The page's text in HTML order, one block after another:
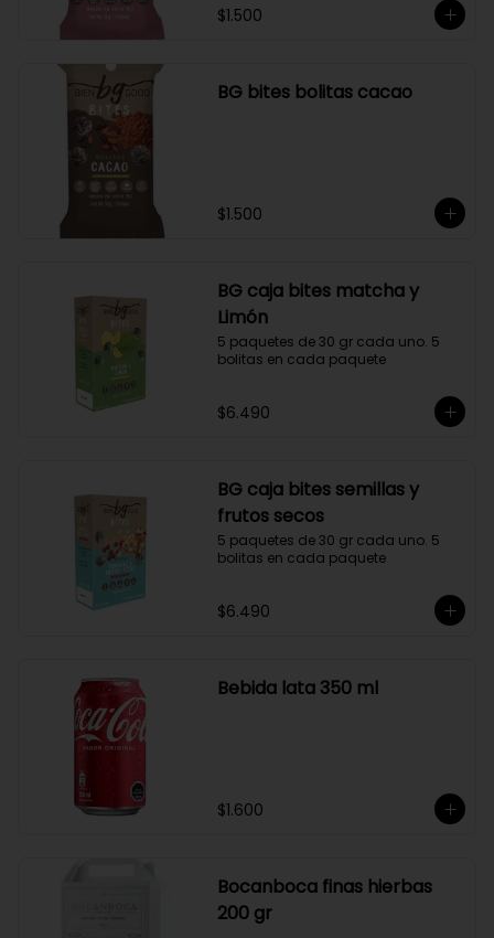
$1.500
BG bites bolitas cacao
$1.500
BG caja bites matcha y
Limón
5 paquetes de 30 gr cada uno. 5
bolitas en cada paquete
$6.490
BG caja bites semillas y
frutos secos
5 paquetes de 30 gr cada uno. 5
bolitas en cada paquete
$6.490
Bebida lata 350 ml
$1.600
Bocanboca finas hierbas
200 gr